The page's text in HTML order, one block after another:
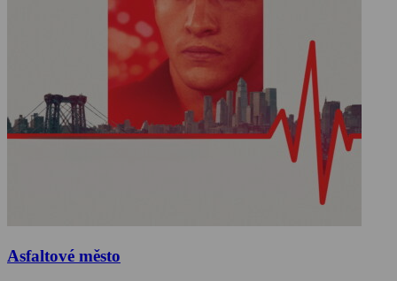
Asfaltové město